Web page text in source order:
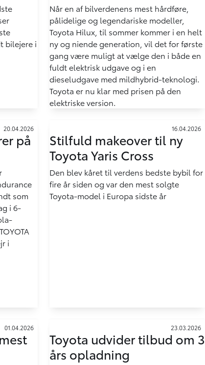
bilejere i
Når en af bilverdenens mest hårdføre,
pålidelige og legendariske modeller,
Toyota Hilux, til sommer kommer i en helt
ny og niende generation, vil det for første
gang være muligt at vælge den i både en
fuldt elektrisk udgave og i en
dieseludgave med mildhybrid-teknologi.
Toyota er nu klar med prisen på den
elektriske version.
20.04.2026
på
som
i 6-
i
16.04.2026
Stilfuld makeover til ny
Toyota Yaris Cross
Den blev kåret til verdens bedste bybil for
fire år siden og var den mest solgte
Toyota-model i Europa sidste år
01.04.2026 23.03.2026
Toyota udvider tilbud om 3
års opladning